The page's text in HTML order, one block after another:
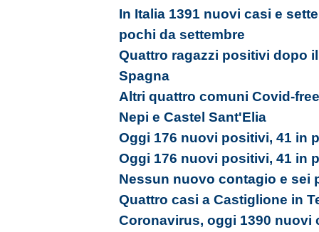
In Italia 1391 nuovi casi e
pochi da settembre
Quattro ragazzi positivi dopo
Spagna
Altri quattro comuni Covid-
Nepi e Castel Sant'Elia
Oggi 176 nuovi positivi, 41 in
Oggi 176 nuovi positivi, 41 in
Nessun nuovo contagio e sei
Quattro casi a Castiglione in
Coronavirus, oggi 1390 nuovi